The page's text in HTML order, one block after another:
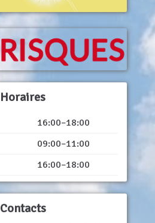
Horaires
16:00–18:00
09:00–11:00
16:00–18:00
Contacts